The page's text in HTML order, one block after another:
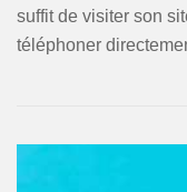
suffit de visiter son
téléphoner